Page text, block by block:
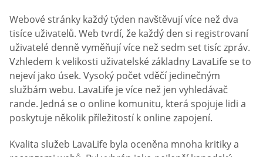
Webové stránky každý týden navštěvují více než dva
tisíce uživatelů. Web tvrdí, že každý den si registrovaní
uživatelé denně vyměňují více než sedm set tisíc zpráv.
Vzhledem k velikosti uživatelské základny LavaLife se to
nejeví jako úsek. Vysoký počet vděčí jedinečným
službám webu. LavaLife je více než jen vyhledávač
rande. Jedná se o online komunitu, která spojuje lidi a
poskytuje několik příležitostí k online zapojení.
Kvalita služeb LavaLife byla oceněna mnoha kritiky a